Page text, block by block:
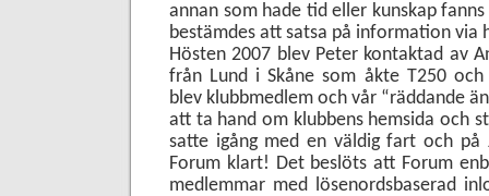
annan som hade tid eller kunskap
bestämdes att satsa på information via
Hösten 2007 blev Peter kontaktad av
från Lund i Skåne som åkte T250
blev klubbmedlem och vår “räddande
att ta hand om klubbens hemsida och
satte igång med en väldig fart och på
Forum klart! Det beslöts att Forum
medlemmar med lösenordsbaserad